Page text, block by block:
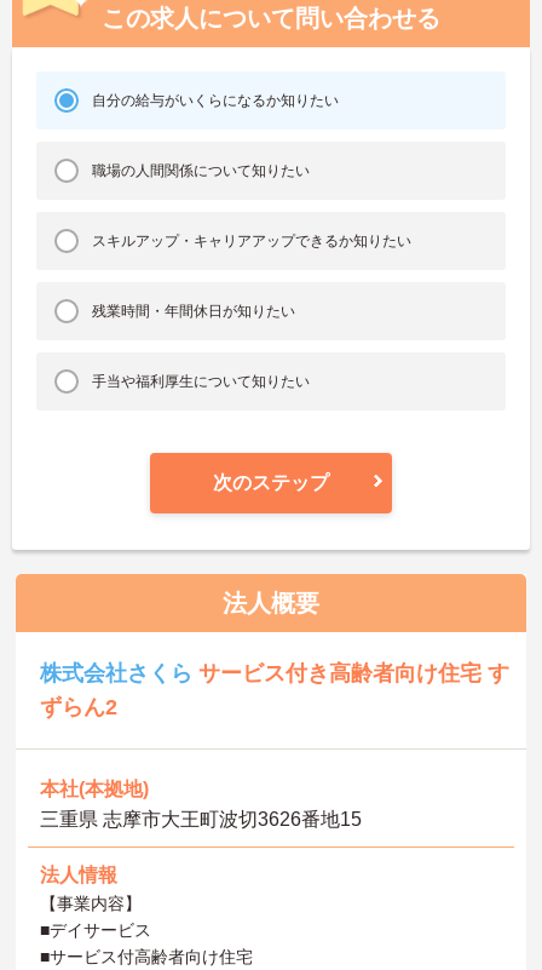
この求人について問い合わせる
自分の給与がいくらになるか知りたい
職場の人間関係について知りたい
スキルアップ・キャリアアップできるか知りたい
残業時間・年間休日が知りたい
手当や福利厚生について知りたい
次のステップ
法人概要
株式会社さくらサービス付き高齢者向け住宅 す
ずらん2
本社(本拠地)
三重県 志摩市大王町波切3626番地15
法人情報
【事業内容】
■デイサービス
■サービス付高齢者向け住宅